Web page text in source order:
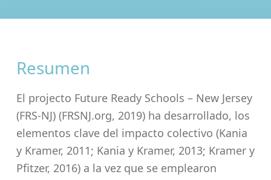
Resumen
El projecto Future Ready Schools – New Jersey
(FRS-NJ) (FRSNJ.org, 2019) ha desarrollado, los
elementos clave del impacto colectivo (Kania
y Kramer, 2011; Kania y Kramer, 2013; Kramer y
Pfitzer, 2016) a la vez que se emplearon